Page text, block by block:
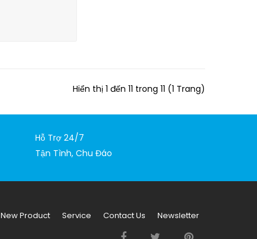
Hiển thị 1 đến 11 trong 11 (1 Trang)
Hỗ Trợ 24/7
Tận Tình, Chu Đáo
New Product Service Contact Us Newsletter